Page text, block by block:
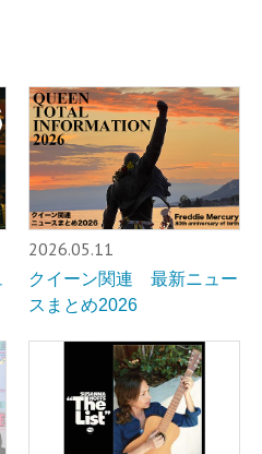
2026.05.11
クイーン関連 最新ニュー
スまとめ2026